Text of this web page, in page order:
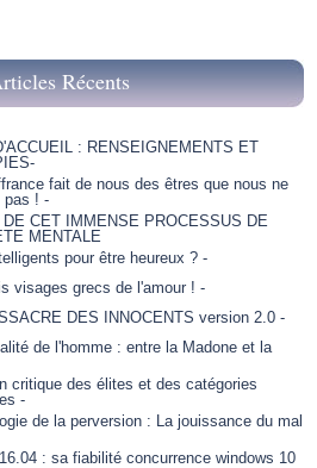
Récents
: RENSEIGNEMENTS ET
fait de nous des êtres que nous ne
pas ! -
CET IMMENSE PROCESSUS DE
MENTALE
pour être heureux ? -
visages grecs de l'amour ! -
DES INNOCENTS version 2.0 -
de l'homme : entre la Madone et la
critique des élites et des catégories
-
de la perversion : La jouissance du mal
: sa fiabilité concurrence windows 10